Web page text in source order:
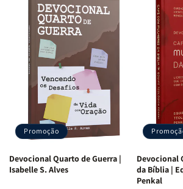
Promoção
Devocional Quarto de Guerra |
Isabelle S. Alves
Devocional
da Bíblia |
Penkal